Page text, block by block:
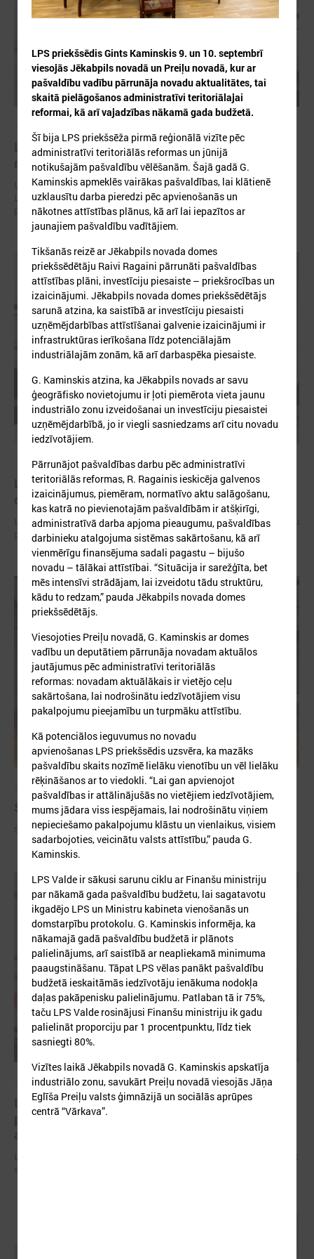
Latvijas Pašvaldību savienības un Iekšlietu
ministrijas sarunas
Latvijas Pašvaldību savienība aicina piedalīties Iekšlietu ministrijas un
Latvijas Pašvaldību savienības sarunās, kas notiks šī gada 5. augustā
plkst. 14:30 LPS 4. stāva zālē (Mazā Pils iela 1, Rīga).
2026. gada 15. jūlijs
LPS: Interaktīvā karte vienkopus parāda plašu un
detalizētu informāciju par skolu tīklu Latvijā
LPS: Interaktīvā karte vienkopus parāda plašu un detalizētu informāciju
par skolu tīklu Latvijā
2026. gada 09. jūlijs
Sumināti Latvijas labākie tirgotāji
Sumināti Latvijas labākie tirgotāji
2026. gada 09. jūlijs
LPS: apreibinošu vielu ietekmē esošu bērnu
profilakses iestādi nedrīkst slēgt bez droša
LPS priekšsēdis Gints Kaminskis 9. un 10. septembrī
viesojās Jēkabpils novadā un Preiļu novadā, kur ar
pašvaldību vadību pārrunāja novadu aktualitātes, tai
skaitā pielāgošanos administratīvi teritoriālajai
reformai, kā arī vajadzības nākamā gada budžetā.
Šī bija LPS priekšsēža pirmā reģionālā vizīte pēc
administratīvi teritoriālās reformas un jūnijā
notikušajām pašvaldību vēlēšanām. Šajā gadā G.
Kaminskis apmeklēs vairākas pašvaldības, lai klātienē
uzklausītu darba pieredzi pēc apvienošanās un
nākotnes attīstības plānus, kā arī lai iepazītos ar
jaunajiem pašvaldību vadītājiem.
Tikšanās reizē ar Jēkabpils novada domes
priekšsēdētāju Raivi Ragaini pārrunāti pašvaldības
attīstības plāni, investīciju piesaiste – priekšrocības un
izaicinājumi. Jēkabpils novada domes priekšsēdētājs
sarunā atzina, ka saistībā ar investīciju piesaisti
uzņēmējdarbības attīstīšanai galvenie izaicinājumi ir
infrastruktūras ierīkošana līdz potenciālajām
industriālajām zonām, kā arī darbaspēka piesaiste.
G. Kaminskis atzina, ka Jēkabpils novads ar savu
ģeogrāfisko novietojumu ir ļoti piemērota vieta jaunu
industriālo zonu izveidošanai un investīciju piesaistei
uzņēmējdarbībā, jo ir viegli sasniedzams arī citu novadu
iedzīvotājiem.
Pārrunājot pašvaldības darbu pēc administratīvi
teritoriālās reformas, R. Ragainis ieskicēja galvenos
izaicinājumus, piemēram, normatīvo aktu salāgošanu,
kas katrā no pievienotajām pašvaldībām ir atšķirīgi,
administratīvā darba apjoma pieaugumu, pašvaldības
darbinieku atalgojuma sistēmas sakārtošanu, kā arī
vienmērīgu finansējuma sadali pagastu – bijušo
novadu – tālākai attīstībai. “Situācija ir sarežģīta, bet
mēs intensīvi strādājam, lai izveidotu tādu struktūru,
kādu to redzam,” pauda Jēkabpils novada domes
priekšsēdētājs.
Viesojoties Preiļu novadā, G. Kaminskis ar domes
vadību un deputātiem pārrunāja novadam aktuālos
jautājumus pēc administratīvi teritoriālās
reformas: novadam aktuālākais ir vietējo ceļu
sakārtošana, lai nodrošinātu iedzīvotājiem visu
pakalpojumu pieejamību un turpmāku attīstību.
Kā potenciālos ieguvumus no novadu
apvienošanas LPS priekšsēdis uzsvēra, ka mazāks
pašvaldību skaits nozīmē lielāku vienotību un vēl lielāku
rēķināšanos ar to viedokli. “Lai gan apvienojot
pašvaldības ir attālinājušās no vietējiem iedzīvotājiem,
mums jādara viss iespējamais, lai nodrošinātu viņiem
nepieciešamo pakalpojumu klāstu un vienlaikus, visiem
sadarbojoties, veicinātu valsts attīstību,” pauda G.
Kaminskis.
LPS Valde ir sākusi sarunu ciklu ar Finanšu ministriju
par nākamā gada pašvaldību budžetu, lai sagatavotu
ikgadējo LPS un Ministru kabineta vienošanās un
domstarpību protokolu. G. Kaminskis informēja, ka
nākamajā gadā pašvaldību budžetā ir plānots
palielinājums, arī saistībā ar neapliekamā minimuma
paaugstināšanu. Tāpat LPS vēlas panākt pašvaldību
budžetā ieskaitāmās iedzīvotāju ienākuma nodokļa
daļas pakāpenisku palielinājumu. Patlaban tā ir 75%,
taču LPS Valde rosinājusi Finanšu ministriju ik gadu
palielināt proporciju par 1 procentpunktu, līdz tiek
sasniegti 80%.
Vizītes laikā Jēkabpils novadā G. Kaminskis apskatīja
industriālo zonu, savukārt Preiļu novadā viesojās Jāņa
Eglīša Preiļu valsts ģimnāzijā un sociālās aprūpes
centrā “Vārkava”.